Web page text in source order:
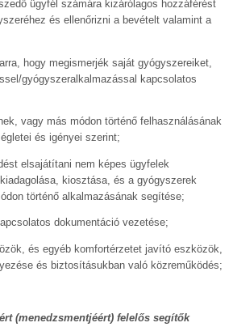
ügyfél számára kizárólagos hozzáférést
és ellenőrizni a bevételt valamint a
hogy megismerjék saját gyógyszereiket,
gyógyszeralkalmazással kapcsolatos
vagy más módon történő felhasználásának
és igényei szerint;
elsajátítani nem képes ügyfelek
kiosztása, és a gyógyszerek
történő alkalmazásának segítése;
dokumentáció vezetése;
és egyéb komfortérzetet javító eszközök,
és biztosításukban való közreműködés;
(menedzsmentjéért) felelős segítők